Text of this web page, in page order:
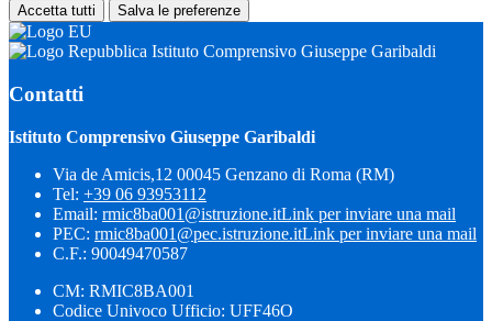
Accetta tutti Salva le preferenze
Istituto Comprensivo Giuseppe Garibaldi
Contatti
Istituto Comprensivo Giuseppe Garibaldi
Via de Amicis,12 00045 Genzano di Roma (RM)
Tel: +39 06 93953112
Email: rmic8ba001@istruzione.itLink per inviare una mail
PEC: rmic8ba001@pec.istruzione.itLink per inviare una mail
C.F.: 90049470587
CM: RMIC8BA001
Codice Univoco Ufficio: UFF46O